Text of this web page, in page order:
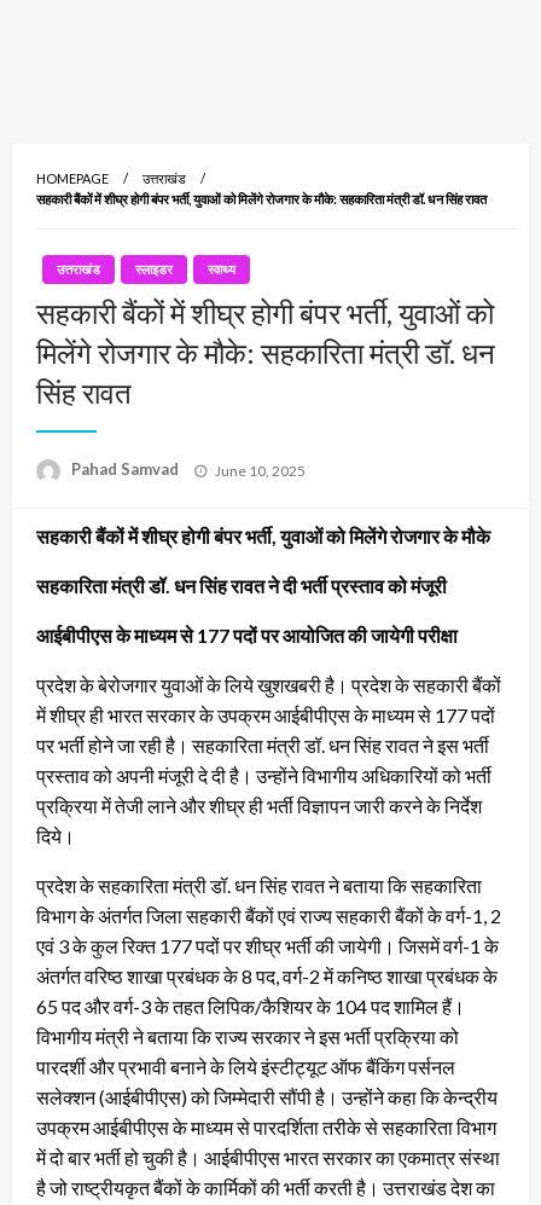
HOMEPAGE
उत्तराखंड
सहकारी बैंकों में शीघ्र होगी बंपर भर्ती, युवाओं को मिलेंगे रोजगार के मौके: सहकारिता मंत्री डॉ. धन सिंह रावत
उत्तराखंड स्लाइडर स्वाथ्य
सहकारी बैंकों में शीघ्र होगी बंपर भर्ती, युवाओं को
मिलेंगे रोजगार के मौके: सहकारिता मंत्री डॉ. धन
सिंह रावत
Pahad Samvad
Posted
June 10, 2025
सहकारी बैंकों में शीघ्र होगी बंपर भर्ती, युवाओं को मिलेंगे रोजगार के मौके
सहकारिता मंत्री डॉ. धन सिंह रावत ने दी भर्ती प्रस्ताव को मंजूरी
आईबीपीएस के माध्यम से 177 पदों पर आयोजित की जायेगी परीक्षा
प्रदेश के बेरोजगार युवाओं के लिये खुशखबरी है। प्रदेश के सहकारी बैंकों
में शीघ्र ही भारत सरकार के उपक्रम आईबीपीएस के माध्यम से 177 पदों
पर भर्ती होने जा रही है। सहकारिता मंत्री डॉ. धन सिंह रावत ने इस भर्ती
प्रस्ताव को अपनी मंजूरी दे दी है। उन्होंने विभागीय अधिकारियों को भर्ती
प्रक्रिया में तेजी लाने और शीघ्र ही भर्ती विज्ञापन जारी करने के निर्देश
दिये।
प्रदेश के सहकारिता मंत्री डॉ. धन सिंह रावत ने बताया कि सहकारिता
विभाग के अंतर्गत जिला सहकारी बैंकों एवं राज्य सहकारी बैंकों के वर्ग-1, 2
एवं 3 के कुल रिक्त 177 पदों पर शीघ्र भर्ती की जायेगी। जिसमें वर्ग-1 के
अंतर्गत वरिष्ठ शाखा प्रबंधक के 8 पद, वर्ग-2 में कनिष्ठ शाखा प्रबंधक के
65 पद और वर्ग-3 के तहत लिपिक/कैशियर के 104 पद शामिल हैं।
विभागीय मंत्री ने बताया कि राज्य सरकार ने इस भर्ती प्रक्रिया को
पारदर्शी और प्रभावी बनाने के लिये इंस्टीट्यूट ऑफ बैंकिंग पर्सनल
सलेक्शन (आईबीपीएस) को जिम्मेदारी सौंपी है। उन्होंने कहा कि केन्द्रीय
उपक्रम आईबीपीएस के माध्यम से पारदर्शिता तरीके से सहकारिता विभाग
में दो बार भर्ती हो चुकी है। आईबीपीएस भारत सरकार का एकमात्र संस्था
है जो राष्ट्रीयकृत बैंकों के कार्मिकों की भर्ती करती है। उत्तराखंड देश का